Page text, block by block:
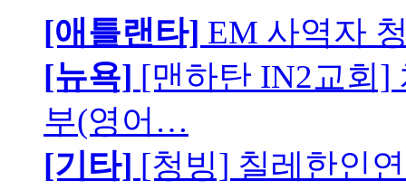
[애틀랜타] EM 사역자
[뉴욕] [맨하탄 IN2교회]
부(영어…
[기타] [청빙] 칠레한인